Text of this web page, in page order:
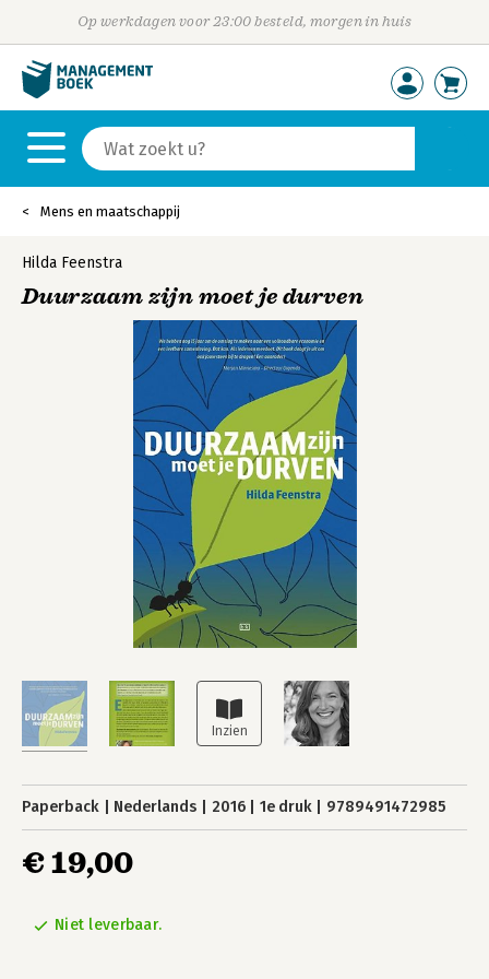
Op werkdagen voor 23:00 besteld, morgen in huis
Mens en maatschappij
Hilda Feenstra
Duurzaam zijn moet je durven
Paperback Nederlands 2016 1e druk 9789491472985
€ 19,00
Niet leverbaar.